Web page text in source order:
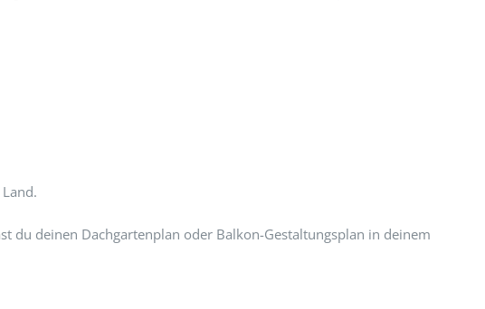
du deinen Dachgartenplan oder Balkon-Gestaltungsplan in deinem